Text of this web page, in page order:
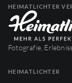
HEIMATLICHTER
Fotografie,
HEIMATLICHTER